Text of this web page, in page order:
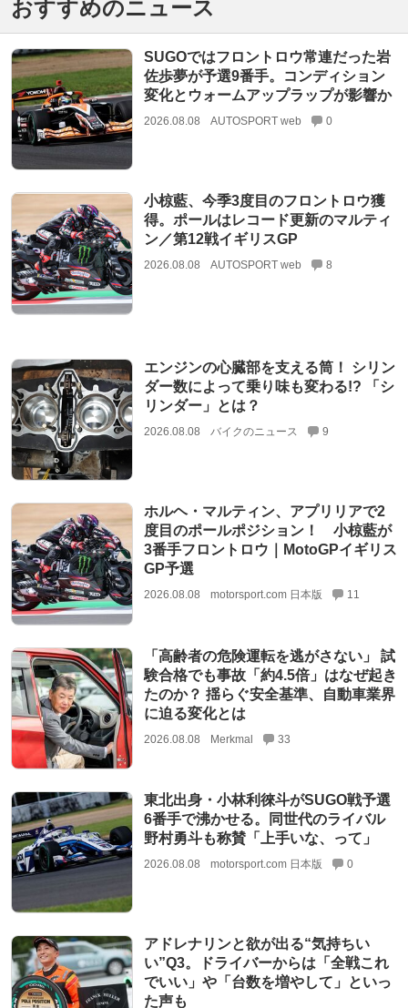
おすすめのニュース
SUGOではフロントロウ常連だった岩
佐歩夢が予選9番手。コンディション
変化とウォームアップラップが影響か
2026.08.08 AUTOSPORT web 0
小椋藍、今季3度目のフロントロウ獲
得。ポールはレコード更新のマルティ
ン／第12戦イギリスGP
2026.08.08 AUTOSPORT web 8
エンジンの心臓部を支える筒！ シリン
ダー数によって乗り味も変わる!? 「シ
リンダー」とは？
2026.08.08 バイクのニュース 9
ホルヘ・マルティン、アプリリアで2
度目のポールポジション！ 小椋藍が
3番手フロントロウ｜MotoGPイギリス
GP予選
2026.08.08 motorsport.com 日本版 11
「高齢者の危険運転を逃がさない」 試
験合格でも事故「約4.5倍」はなぜ起き
たのか？ 揺らぐ安全基準、自動車業界
に迫る変化とは
2026.08.08 Merkmal 33
東北出身・小林利徠斗がSUGO戦予選
6番手で沸かせる。同世代のライバル
野村勇斗も称賛「上手いな、って」
2026.08.08 motorsport.com 日本版 0
アドレナリンと欲が出る“気持ちい
い”Q3。ドライバーからは「全戦これ
でいい」や「台数を増やして」といっ
た声も